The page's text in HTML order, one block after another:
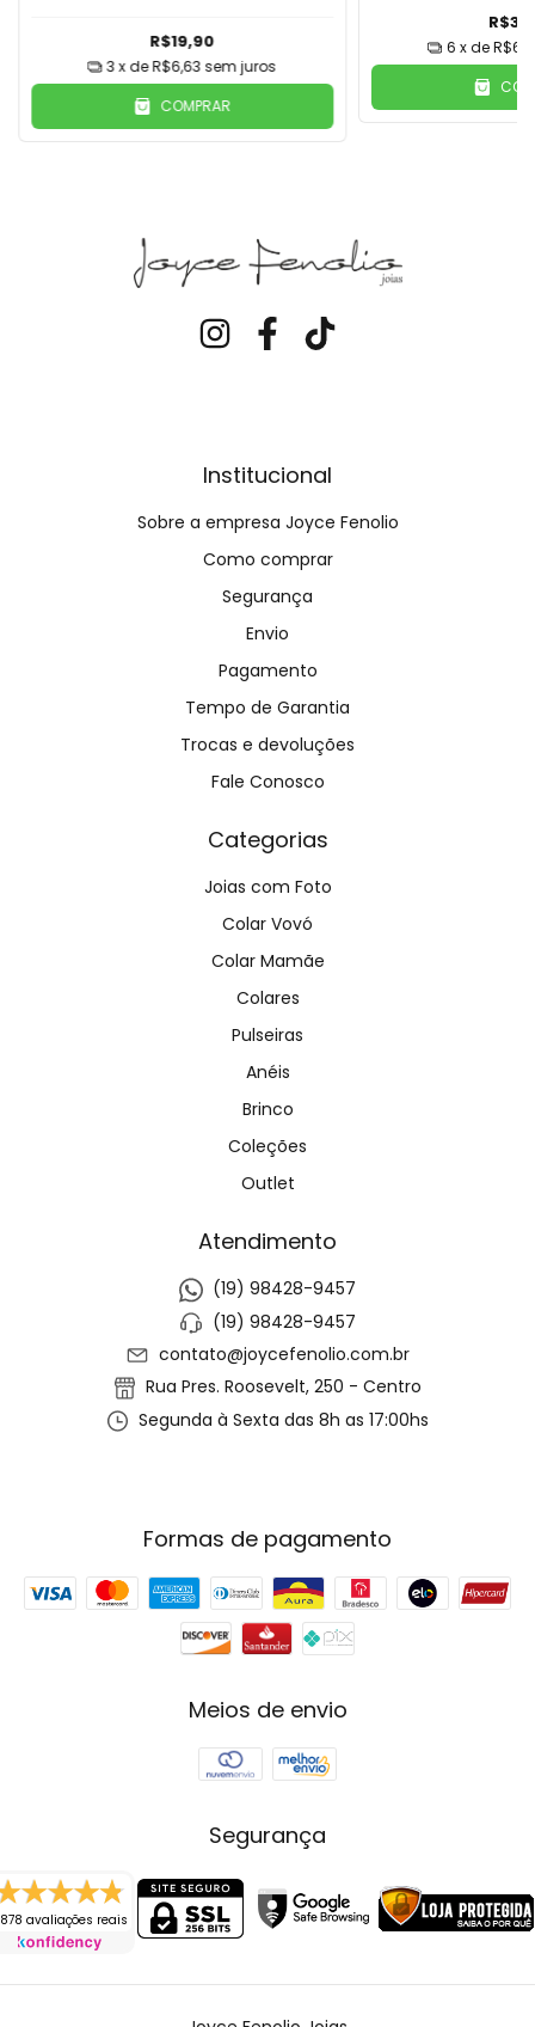
R$19,90
3 x deR$6,63 sem juros
COMPRAR
6 x de
Institucional
Sobre a empresa Joyce Fenolio
Como comprar
Segurança
Envio
Pagamento
Tempo de Garantia
Trocas e devoluções
Fale Conosco
Categorias
Joias com Foto
Colar Vovó
Colar Mamãe
Colares
Pulseiras
Anéis
Brinco
Coleções
Outlet
Atendimento
(19) 98428-9457
(19) 98428-9457
contato@joycefenolio.com.br
Rua Pres. Roosevelt, 250 - Centro
Segunda à Sexta das 8h as 17:00hs
Formas de pagamento
Meios de envio
Segurança
avaliações reais